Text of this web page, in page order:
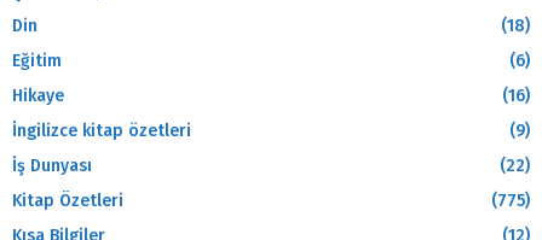
Din
(18)
Eğitim
(6)
Hikaye
(16)
İngilizce kitap özetleri
(9)
İş Dunyası
(22)
Kitap Özetleri
(775)
Kısa Bilgiler
(12)